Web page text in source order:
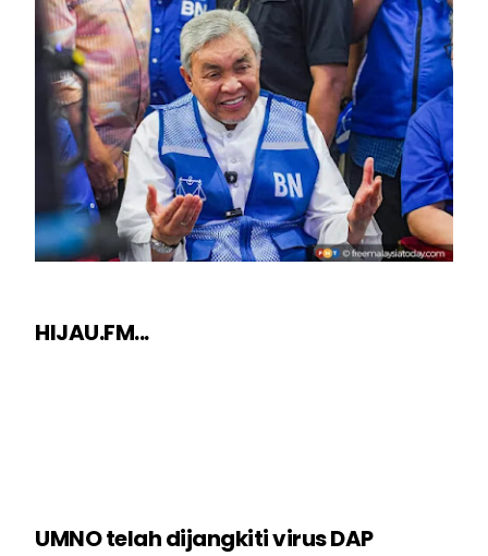
HIJAU.FM...
UMNO telah dijangkiti virus DAP